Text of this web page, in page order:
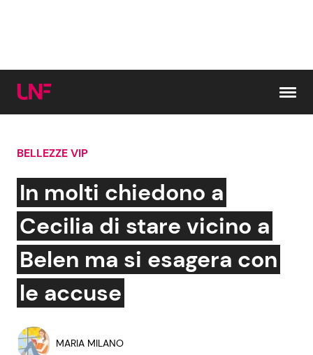
Cerca:
News e Cronaca
Attualità Italiana
Dal Mondo
Economia
Gossip e TV
Bellezze VIP
BELLEZZE VIP
In molti chiedono a
Cecilia di stare vicino a
Belen ma si esagera con
le accuse
MARIA MILANO